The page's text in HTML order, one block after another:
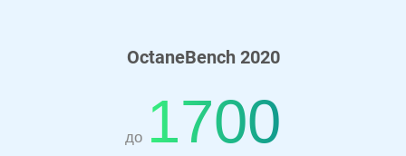
OctaneBench 2020
до 1700